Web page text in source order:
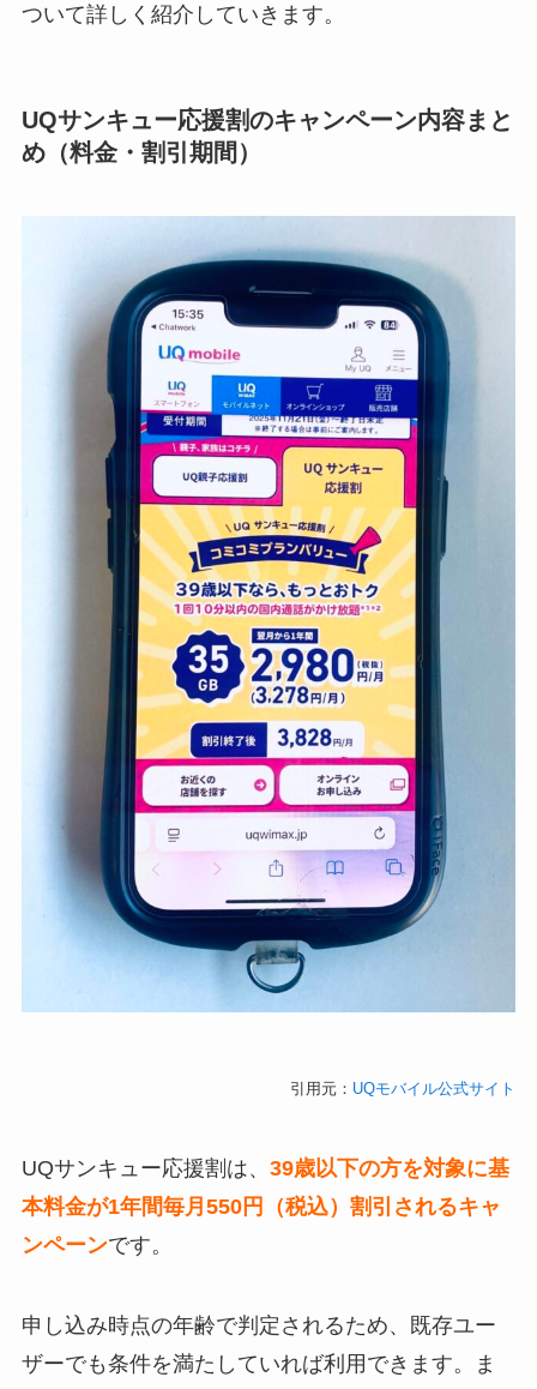
ついて詳しく紹介していきます。
UQサンキュー応援割のキャンペーン内容まと
め（料金・割引期間）
引用元： UQモバイル公式サイト
UQサンキュー応援割は、 39歳以下の方を対象に基
本料金が1年間毎月550円（税込）割引されるキャ
ンペーンです。
申し込み時点の年齢で判定されるため、既存ユー
ザーでも条件を満たしていれば利用できます。ま